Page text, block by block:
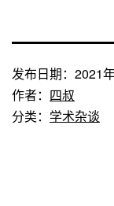
发布日期： 2021
作者： 四叔
分类： 学术杂谈